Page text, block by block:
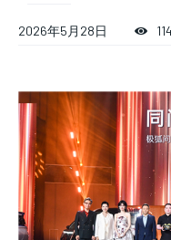
Welcome to
We have a
from all across
you get access
stay ahead of
Welcome to Liberty
We have a curated list
across the globe. With
to exclusive articles
Your Profile
Welcome to Liberty
We have a curated list
across the globe. With
to exclusive articles
Your Profile
2026年5月28日